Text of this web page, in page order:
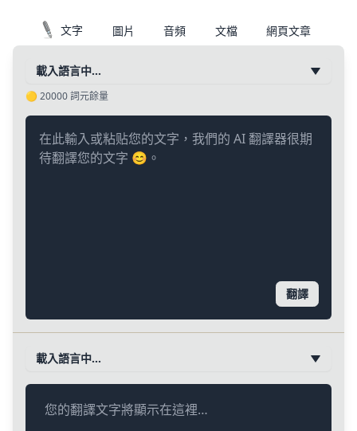
文字 圖片 音頻 文檔 網頁文章
載入語言中…
🟡 20000詞元餘量
翻譯
載入語言中…
您的翻譯文字將顯示在這裡…